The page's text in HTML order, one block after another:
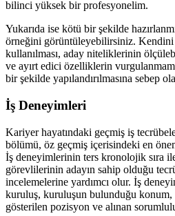
bilinci yüksek bir profesyonelim.
Yukarıda ise kötü bir şekilde
örneğini görüntüleyebilirsiniz. Kendini
kullanılması, aday niteliklerinin
ve ayırt edici özelliklerin
bir şekilde yapılandırılmasına sebep
İş Deneyimleri
Kariyer hayatındaki geçmiş iş
bölümü, öz geçmiş içerisindeki en
İş deneyimlerinin ters kronolojik sıra ile
görevlilerinin adayın sahip olduğu
incelemelerine yardımcı olur. İş
kuruluş, kuruluşun bulunduğu
gösterilen pozisyon ve alınan